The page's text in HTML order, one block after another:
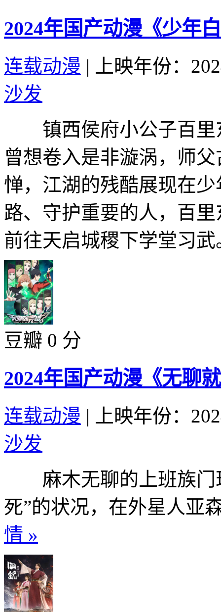
2024年国产动漫《少年
连载动漫 |
上映年份：
沙发
镇西侯府小公子百里
曾想卷入是非漩涡，师
惮，江湖的残酷展现在
路、守护重要的人，百
前往天启城稷下学堂习
豆瓣 0 分
2024年国产动漫《无聊
连载动漫 |
上映年份：
沙发
麻木无聊的上班族门
死”的状况，在外星人亚
情 »